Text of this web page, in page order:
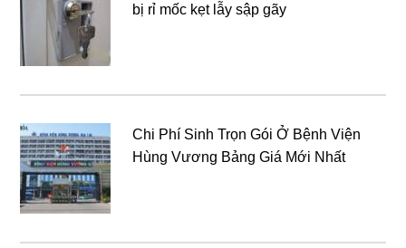
bị rỉ mốc kẹt lẫy sập gãy
Chi Phí Sinh Trọn Gói Ở Bệnh Viện
Hùng Vương Bảng Giá Mới Nhất